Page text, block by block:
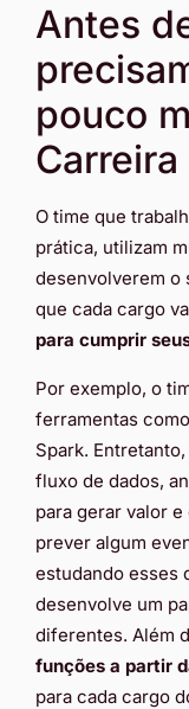
Antes
pouco
O time que
prática, utilizam
desenvolverem o
que cada cargo
para cumprir
Por exemplo, o
ferramentas
Spark.
fluxo de dados,
para gerar valor
prever algum
estudando esses
desenvolve um
diferentes. Além
funções a partir
para cada cargo